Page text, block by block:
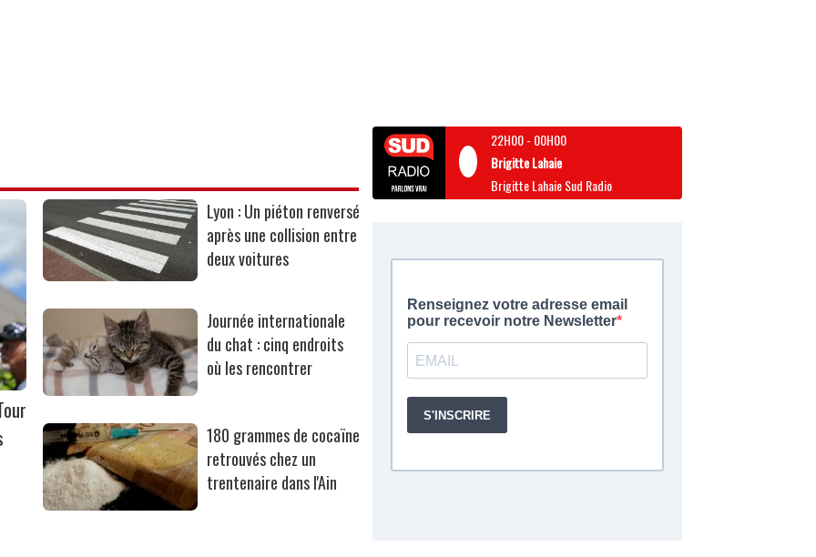
Lyon : Un piéton renversé
après une collision entre
deux voitures
Journée internationale
du chat : cinq endroits
où les rencontrer
180 grammes de cocaïne
retrouvés chez un
trentenaire dans l'Ain
22H00- 00H00
Brigitte Lahaie
Brigitte Lahaie Sud Radio